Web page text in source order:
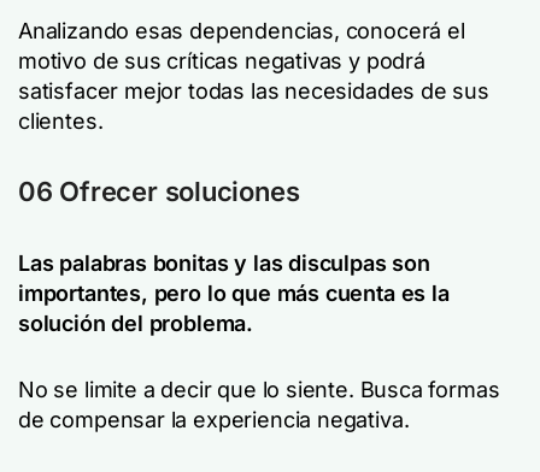
Analizando esas dependencias, conocerá el
motivo de sus críticas negativas y podrá
satisfacer mejor todas las necesidades de sus
clientes.
06 Ofrecer soluciones
Las palabras bonitas y las disculpas son
importantes, pero lo que más cuenta es la
solución del problema.
No se limite a decir que lo siente. Busca formas
de compensar la experiencia negativa.